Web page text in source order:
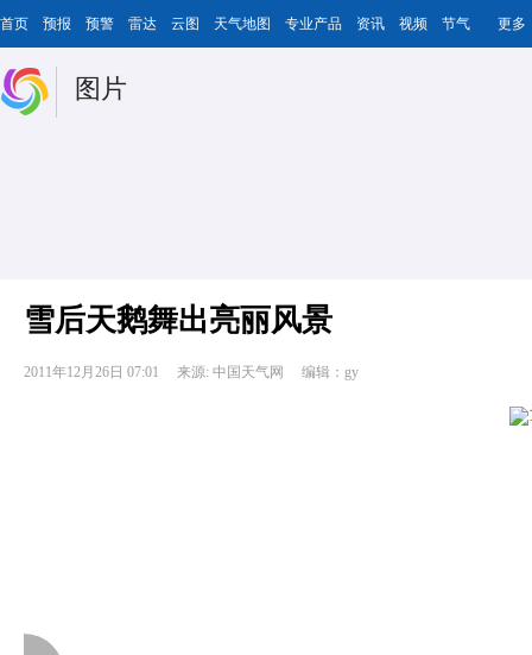
首页 预报 预警 雷达 云图 天气地图 专业产品 资讯 视频 节气 更多
图片
雪后天鹅舞出亮丽风景
2011年12月26日 07:01 来源: 中国天气网 编辑：gy